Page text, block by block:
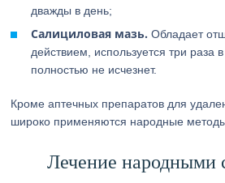
дважды в день;
Салициловая мазь. Обладает
действием, используется три раза
полностью не исчезнет.
Кроме аптечных препаратов для
широко применяются народные
Лечение народными